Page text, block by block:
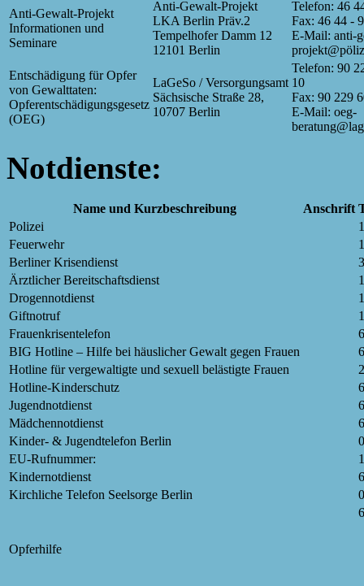
Anti-Gewalt-Projekt
Informationen und
Seminare
Anti-Gewalt-Projekt
LKA Berlin Präv.2
Tempelhofer Damm 12
12101 Berlin
Telefon: 46
Fax: 46 44 -
E-Mail: anti-
Entschädigung für Opfer
von Gewalttaten:
Opferentschädigungsgesetz
(OEG)
LaGeSo / Versorgungsamt
Sächsische Straße 28,
10707 Berlin
Telefon: 90
10
Fax: 90 229
E-Mail: oeg-
Notdienste:
Name und Kurzbeschreibung Anschrift
Polizei
Feuerwehr
Berliner Krisendienst
Ärztlicher Bereitschaftsdienst
Drogennotdienst
Giftnotruf
Frauenkrisentelefon
BIG Hotline – Hilfe bei häuslicher Gewalt gegen Frauen
Hotline für vergewaltigte und sexuell belästigte Frauen
Hotline-Kinderschutz
Jugendnotdienst
Mädchennotdienst
Kinder- & Jugendtelefon Berlin
EU-Rufnummer:
Kindernotdienst
Kirchliche Telefon Seelsorge Berlin
Opferhilfe